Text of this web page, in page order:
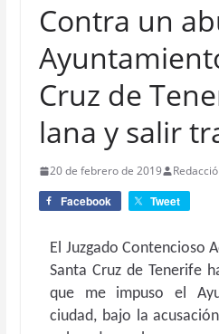
Contra un
Cruz de
lana y salir
20 de febrero de 2019
Facebook Tweet
El Juzgado Contencioso
Santa Cruz de Tenerife
que me impuso el
ciudad, bajo la